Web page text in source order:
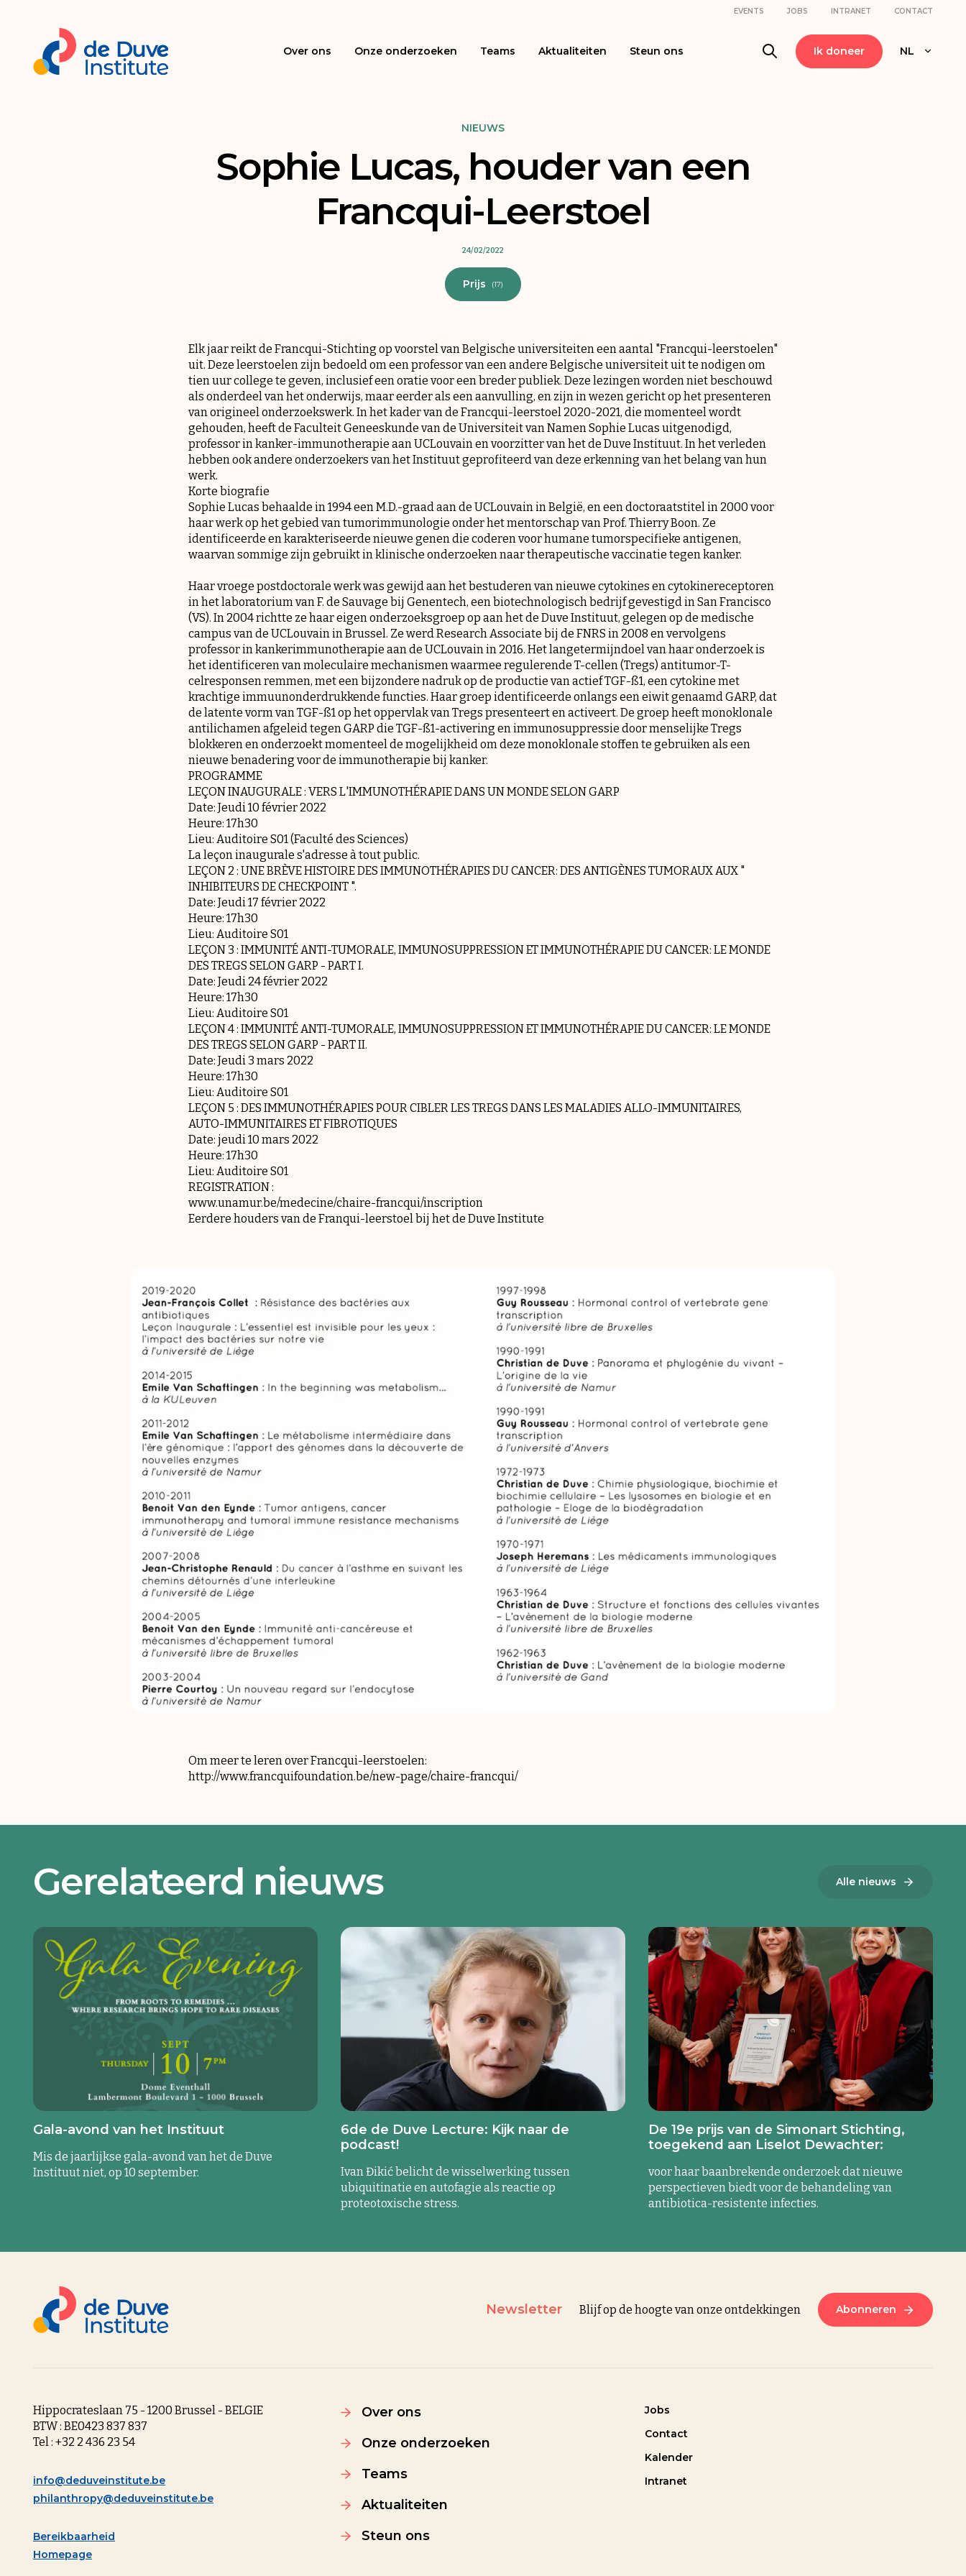
EVENTS JOBS INTRANET CONTACT
Over ons Onze onderzoeken Teams Aktualiteiten Steun ons Ik doneer NL
NIEUWS
Sophie Lucas, houder van een
Francqui-Leerstoel
24/02/2022
Prijs (17)
Elk jaar reikt de Francqui-Stichting op voorstel van Belgische universiteiten een aantal "Francqui-leerstoelen"
uit. Deze leerstoelen zijn bedoeld om een ​​professor van een andere Belgische universiteit uit te nodigen om
tien uur college te geven, inclusief een oratie voor een breder publiek. Deze lezingen worden niet beschouwd
als onderdeel van het onderwijs, maar eerder als een aanvulling, en zijn in wezen gericht op het presenteren
van origineel onderzoekswerk. In het kader van de Francqui-leerstoel 2020-2021, die momenteel wordt
gehouden, heeft de Faculteit Geneeskunde van de Universiteit van Namen Sophie Lucas uitgenodigd,
professor in kanker-immunotherapie aan UCLouvain en voorzitter van het de Duve Instituut. In het verleden
hebben ook andere onderzoekers van het Instituut geprofiteerd van deze erkenning van het belang van hun
werk.
Korte biografie
Sophie Lucas behaalde in 1994 een M.D.-graad aan de UCLouvain in België, en een doctoraatstitel in 2000 voor
haar werk op het gebied van tumorimmunologie onder het mentorschap van Prof. Thierry Boon. Ze
identificeerde en karakteriseerde nieuwe genen die coderen voor humane tumorspecifieke antigenen,
waarvan sommige zijn gebruikt in klinische onderzoeken naar therapeutische vaccinatie tegen kanker.
Haar vroege postdoctorale werk was gewijd aan het bestuderen van nieuwe cytokines en cytokinereceptoren
in het laboratorium van F. de Sauvage bij Genentech, een biotechnologisch bedrijf gevestigd in San Francisco
(VS). In 2004 richtte ze haar eigen onderzoeksgroep op aan het de Duve Instituut, gelegen op de medische
campus van de UCLouvain in Brussel. Ze werd Research Associate bij de FNRS in 2008 en vervolgens
professor in kankerimmunotherapie aan de UCLouvain in 2016. Het langetermijndoel van haar onderzoek is
het identificeren van moleculaire mechanismen waarmee regulerende T-cellen (Tregs) antitumor-T-
celresponsen remmen, met een bijzondere nadruk op de productie van actief TGF-ß1, een cytokine met
krachtige immuunonderdrukkende functies. Haar groep identificeerde onlangs een eiwit genaamd GARP, dat
de latente vorm van TGF-ß1 op het oppervlak van Tregs presenteert en activeert. De groep heeft monoklonale
antilichamen afgeleid tegen GARP die TGF-ß1-activering en immunosuppressie door menselijke Tregs
blokkeren en onderzoekt momenteel de mogelijkheid om deze monoklonale stoffen te gebruiken als een
nieuwe benadering voor de immunotherapie bij kanker.
PROGRAMME
LEÇON INAUGURALE : VERS L'IMMUNOTHÉRAPIE DANS UN MONDE SELON GARP
Date: Jeudi 10 février 2022
Heure: 17h30
Lieu: Auditoire S01 (Faculté des Sciences)
La leçon inaugurale s'adresse à tout public.
LEÇON 2 : UNE BRÈVE HISTOIRE DES IMMUNOTHÉRAPIES DU CANCER: DES ANTIGÈNES TUMORAUX AUX "
INHIBITEURS DE CHECKPOINT ".
Date: Jeudi 17 février 2022
Heure: 17h30
Lieu: Auditoire S01
LEÇON 3 : IMMUNITÉ ANTI-TUMORALE, IMMUNOSUPPRESSION ET IMMUNOTHÉRAPIE DU CANCER: LE MONDE
DES TREGS SELON GARP - PART I.
Date: Jeudi 24 février 2022
Heure: 17h30
Lieu: Auditoire S01
LEÇON 4 : IMMUNITÉ ANTI-TUMORALE, IMMUNOSUPPRESSION ET IMMUNOTHÉRAPIE DU CANCER: LE MONDE
DES TREGS SELON GARP - PART II.
Date: Jeudi 3 mars 2022
Heure: 17h30
Lieu: Auditoire S01
LEÇON 5 : DES IMMUNOTHÉRAPIES POUR CIBLER LES TREGS DANS LES MALADIES ALLO-IMMUNITAIRES,
AUTO-IMMUNITAIRES ET FIBROTIQUES
Date: jeudi 10 mars 2022
Heure: 17h30
Lieu: Auditoire S01
REGISTRATION :
www.unamur.be/medecine/chaire-francqui/inscription
Eerdere houders van de Franqui-leerstoel bij het de Duve Institute
Om meer te leren over Francqui-leerstoelen:
http://www.francquifoundation.be/new-page/chaire-francqui/
Gerelateerd nieuws Alle nieuws
Gala-avond van het Instituut
Mis de jaarlijkse gala-avond van het de Duve
Instituut niet, op 10 september.
6de de Duve Lecture: Kijk naar de
podcast!
Ivan Đikić belicht de wisselwerking tussen
ubiquitinatie en autofagie als reactie op
proteotoxische stress.
De 19e prijs van de Simonart Stichting,
toegekend aan Liselot Dewachter:
voor haar baanbrekende onderzoek dat nieuwe
perspectieven biedt voor de behandeling van
antibiotica-resistente infecties.
Newsletter Blijf op de hoogte van onze ontdekkingen Abonneren
Hippocrateslaan 75 - 1200 Brussel - BELGIE
BTW : BE0423 837 837
Tel : +32 2 436 23 54
info@deduveinstitute.be
philanthropy@deduveinstitute.be
Bereikbaarheid
Homepage
Over ons
Onze onderzoeken
Teams
Aktualiteiten
Steun ons
Jobs
Contact
Kalender
Intranet